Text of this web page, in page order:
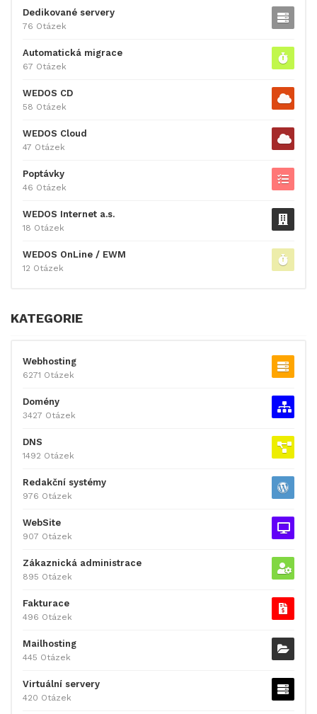
Dedikované servery
76 Otázek
Automatická migrace
67 Otázek
WEDOS CD
58 Otázek
WEDOS Cloud
47 Otázek
Poptávky
46 Otázek
WEDOS Internet a.s.
18 Otázek
WEDOS OnLine / EWM
12 Otázek
KATEGORIE
Webhosting
6271 Otázek
Domény
3427 Otázek
DNS
1492 Otázek
Redakční systémy
976 Otázek
WebSite
907 Otázek
Zákaznická administrace
895 Otázek
Fakturace
496 Otázek
Mailhosting
445 Otázek
Virtuální servery
420 Otázek